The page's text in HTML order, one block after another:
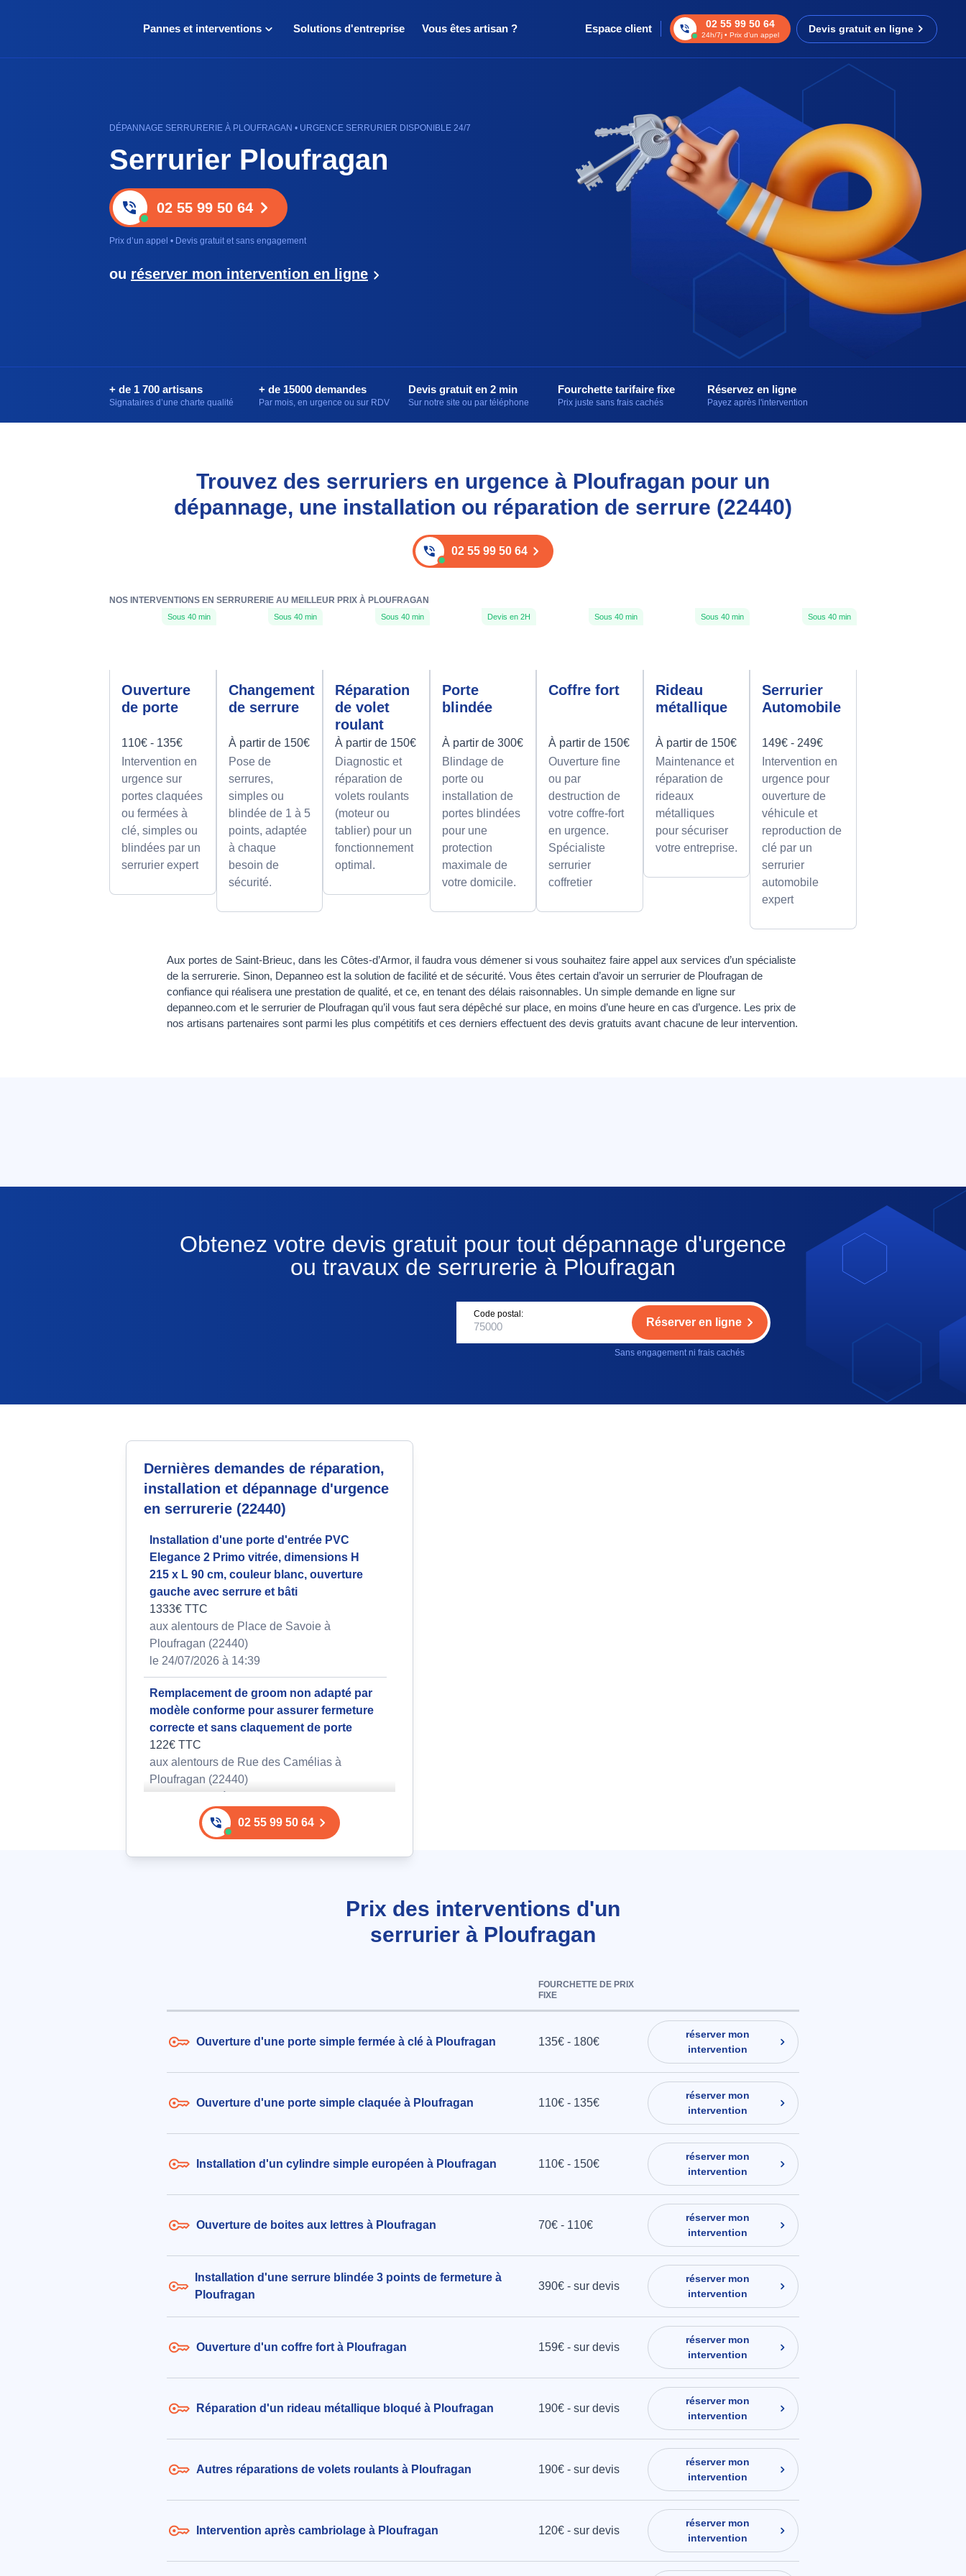
Pannes et interventions Solutions d'entreprise Vous êtes artisan ? Espace client 02 55 99 50 64
24h/7j • Prix d’un appel
Devis gratuit en ligne
DÉPANNAGE SERRURERIE À PLOUFRAGAN • URGENCE SERRURIER DISPONIBLE 24/7
Serrurier Ploufragan
02 55 99 50 64
Prix d’un appel • Devis gratuit et sans engagement
ou réserver mon intervention en ligne
+ de 1 700 artisans
Signataires d’une charte qualité
+ de 15000 demandes
Par mois, en urgence ou sur RDV
Devis gratuit en 2 min
Sur notre site ou par téléphone
Fourchette tarifaire fixe
Prix juste sans frais cachés
Réservez en ligne
Payez après l'intervention
Trouvez des serruriers en urgence à Ploufragan pour un
dépannage, une installation ou réparation de serrure (22440)
02 55 99 50 64
NOS INTERVENTIONS EN SERRURERIE AU MEILLEUR PRIX À PLOUFRAGAN
Sous 40 min
Ouverture
de porte
110€ - 135€
Intervention en
urgence sur
portes claquées
ou fermées à
clé, simples ou
blindées par un
serrurier expert
Sous 40 min
Changement
de serrure
À partir de 150€
Pose de
serrures,
simples ou
blindée de 1 à 5
points, adaptée
à chaque
besoin de
sécurité.
Sous 40 min
Réparation
de volet
roulant
À partir de 150€
Diagnostic et
réparation de
volets roulants
(moteur ou
tablier) pour un
fonctionnement
optimal.
Devis en 2H
Porte
blindée
À partir de 300€
Blindage de
porte ou
installation de
portes blindées
pour une
protection
maximale de
votre domicile.
Sous 40 min
Coffre fort
À partir de 150€
Ouverture fine
ou par
destruction de
votre coffre-fort
en urgence.
Spécialiste
serrurier
coffretier
Sous 40 min
Rideau
métallique
À partir de 150€
Maintenance et
réparation de
rideaux
métalliques
pour sécuriser
votre entreprise.
Sous 40 min
Serrurier
Automobile
149€ - 249€
Intervention en
urgence pour
ouverture de
véhicule et
reproduction de
clé par un
serrurier
automobile
expert
Aux portes de Saint-Brieuc, dans les Côtes-d’Armor, il faudra vous démener si vous souhaitez faire appel aux services d’un spécialiste
de la serrurerie. Sinon, Depanneo est la solution de facilité et de sécurité. Vous êtes certain d’avoir un serrurier de Ploufragan de
confiance qui réalisera une prestation de qualité, et ce, en tenant des délais raisonnables. Un simple demande en ligne sur
depanneo.com et le serrurier de Ploufragan qu’il vous faut sera dépêché sur place, en moins d’une heure en cas d’urgence. Les prix de
nos artisans partenaires sont parmi les plus compétitifs et ces derniers effectuent des devis gratuits avant chacune de leur intervention.
Obtenez votre devis gratuit pour tout dépannage d'urgence
ou travaux de serrurerie à Ploufragan
Code postal:
Réserver en ligne
Sans engagement ni frais cachés
Dernières demandes de réparation,
installation et dépannage d'urgence
en serrurerie (22440)
Installation d'une porte d'entrée PVC
Elegance 2 Primo vitrée, dimensions H
215 x L 90 cm, couleur blanc, ouverture
gauche avec serrure et bâti
1333€ TTC
aux alentours de Place de Savoie à
Ploufragan (22440)
le 24/07/2026 à 14:39
Remplacement de groom non adapté par
modèle conforme pour assurer fermeture
correcte et sans claquement de porte
122€ TTC
aux alentours de Rue des Camélias à
Ploufragan (22440)
Remplacement de serrure complète suite
le 24/07/2026 à 15:08
02 55 99 50 64
Prix des interventions d'un
serrurier à Ploufragan
FOURCHETTE DE PRIX
FIXE
Ouverture d'une porte simple fermée à clé à Ploufragan 135€ - 180€
réserver mon
intervention
Ouverture d'une porte simple claquée à Ploufragan 110€ - 135€
réserver mon
intervention
Installation d'un cylindre simple européen à Ploufragan 110€ - 150€
réserver mon
intervention
Ouverture de boites aux lettres à Ploufragan 70€ - 110€
réserver mon
intervention
Installation d'une serrure blindée 3 points de fermeture à
Ploufragan
390€ - sur devis
réserver mon
intervention
Ouverture d'un coffre fort à Ploufragan 159€ - sur devis
réserver mon
intervention
Réparation d'un rideau métallique bloqué à Ploufragan 190€ - sur devis
réserver mon
intervention
Autres réparations de volets roulants à Ploufragan 190€ - sur devis
réserver mon
intervention
Intervention après cambriolage à Ploufragan 120€ - sur devis
réserver mon
intervention